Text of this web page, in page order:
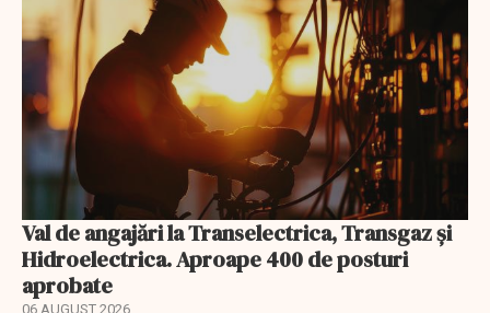
Val de angajări la Transelectrica, Transgaz și
Hidroelectrica. Aproape 400 de posturi
aprobate
06 AUGUST 2026